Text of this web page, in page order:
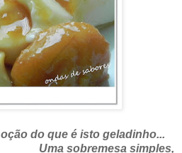
do que é isto geladinho...
Uma sobremesa simples,